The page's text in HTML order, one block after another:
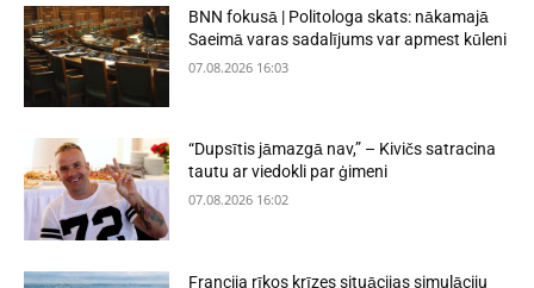
BNN fokusā | Politologa skats: nākamajā
Saeimā varas sadalījums var apmest kūleni
07.08.2026 16:03
“Dupsītis jāmazgā nav,” – Kivičs satracina
tautu ar viedokli par ģimeni
07.08.2026 16:02
Francija rīkos krīzes situācijas simulāciju